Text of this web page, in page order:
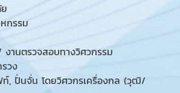
กรรม
นตรวจสอบทางวิศวกรรม
วง
, ปั่นจั่น โดยวิศวกรเครื่องกล (วุฒิ/